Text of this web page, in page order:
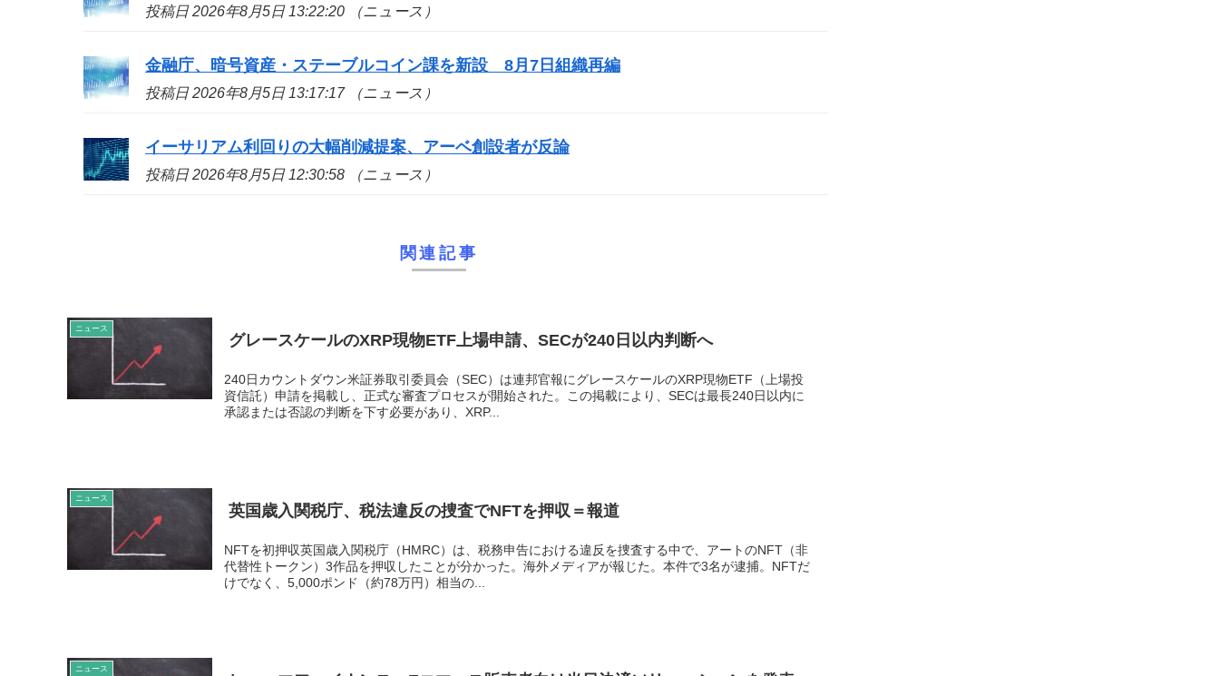
投稿日 2026年8月5日 13:22:20 （ニュース）
金融庁、暗号資産・ステーブルコイン課を新設 8月7日組織再編
投稿日 2026年8月5日 13:17:17 （ニュース）
イーサリアム利回りの大幅削減提案、アーベ創設者が反論
投稿日 2026年8月5日 12:30:58 （ニュース）
関連記事
ニュース
グレースケールのXRP現物ETF上場申請、SECが240日以内判断へ
240日カウントダウン米証券取引委員会（SEC）は連邦官報にグレースケールのXRP現物ETF（上場投
資信託）申請を掲載し、正式な審査プロセスが開始された。この掲載により、SECは最長240日以内に
承認または否認の判断を下す必要があり、XRP...
ニュース
英国歳入関税庁、税法違反の捜査でNFTを押収＝報道
NFTを初押収英国歳入関税庁（HMRC）は、税務申告における違反を捜査する中で、アートのNFT（非
代替性トークン）3作品を押収したことが分かった。海外メディアが報じた。本件で3名が逮捕。NFTだ
けでなく、5,000ポンド（約78万円）相当の...
ニュース